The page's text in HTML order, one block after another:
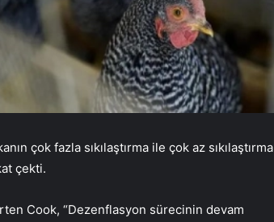
çok fazla sıkılaştırma ile çok az sıkılaştırma
çekti.
Cook, “Dezenflasyon sürecinin devam